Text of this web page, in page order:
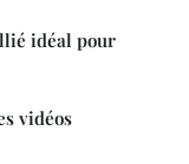
idéal pour
vidéos